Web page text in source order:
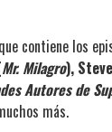
contiene los
Mr. Milagro),
Autores de
más.